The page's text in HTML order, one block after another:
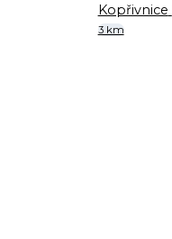
Kopřivnice
3 km